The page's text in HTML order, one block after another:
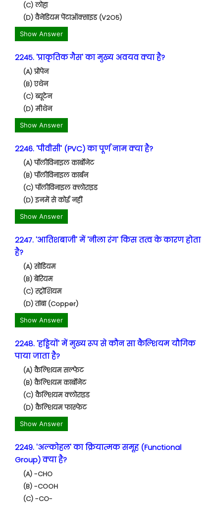
(C) लोहा
(D) वैनेडियम पेंटाऑक्साइड (V2O5)
Show Answer
2245. 'प्राकृतिक गैस' का मुख्य अवयव क्या है?
(A) प्रोपेन
(B) एथेन
(C) ब्यूटेन
(D) मीथेन
Show Answer
2246. 'पीवीसी' (PVC) का पूर्ण नाम क्या है?
(A) पॉलीविनाइल कार्बोनेट
(B) पॉलीविनाइल कार्बन
(C) पॉलीविनाइल क्लोराइड
(D) इनमें से कोई नहीं
Show Answer
2247. 'आतिशबाजी' में 'नीला रंग' किस तत्व के कारण होता
है?
(A) सोडियम
(B) बेरियम
(C) स्ट्रोंशियम
(D) तांबा (Copper)
Show Answer
2248. 'हड्डियों' में मुख्य रूप से कौन सा कैल्शियम यौगिक
पाया जाता है?
(A) कैल्शियम सल्फेट
(B) कैल्शियम कार्बोनेट
(C) कैल्शियम क्लोराइड
(D) कैल्शियम फास्फेट
Show Answer
2249. 'अल्कोहल' का क्रियात्मक समूह (Functional
Group) क्या है?
(A) -CHO
(B) -COOH
(C) -CO-